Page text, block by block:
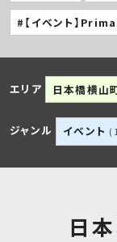
#【イベント】
エリア 日本橋横山
ジャンル イベント
日